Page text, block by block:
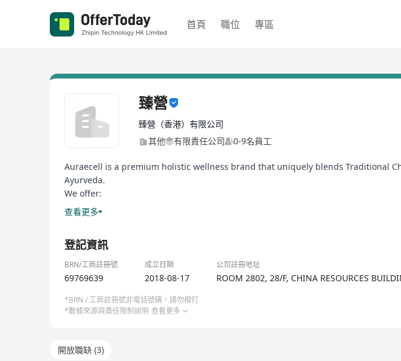
首頁 職位 專區
臻營
臻營（香港）有限公司
其他
有限責任公司 0-9名員工
Auraecell is a premium holistic wellness brand that uniquely blends Traditional
Ayurveda.
We offer:
• Auraecell NS — Premium nutrient supplements
• Auraecell Aromatique — French therapeutic essential oils
查看更多
登記資訊
BRN/工商註冊號 成立日期 公司註冊地址
69769639 2018-08-17 ROOM 2802, 28/F, CHINA RESOURCES
*BRN / 工商註冊號非電話號碼，請勿撥打
*數據來源與責任限制說明 查看更多
開放職缺 (3)